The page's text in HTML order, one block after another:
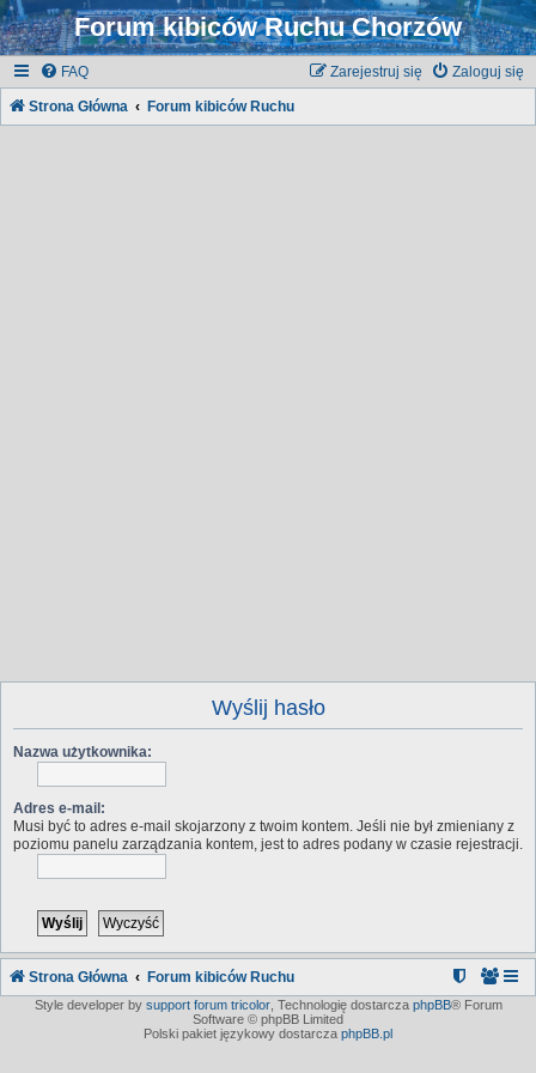
Forum kibiców Ruchu Chorzów
FAQ Zaloguj się
Zarejestruj się
Strona Główna Forum kibiców Ruchu
Wyślij hasło
Nazwa użytkownika:
Adres e-mail:
Musi być to adres e-mail skojarzony z twoim kontem. Jeśli nie był zmieniany z
poziomu panelu zarządzania kontem, jest to adres podany w czasie rejestracji.
Strona Główna Forum kibiców Ruchu
Style developer by support forum tricolor, Technologię dostarcza phpBB® Forum
Software © phpBB Limited
Polski pakiet językowy dostarcza phpBB.pl